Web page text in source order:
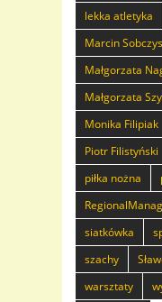
lekka atletyka
Marcin
Małgorzata
Małgorzata
Monika Filipiak
Piotr Filistyński
piłka nożna
siatkówka
szachy
warsztaty